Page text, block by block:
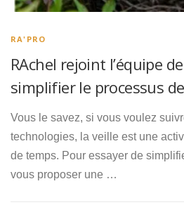
Español
RA'PRO
RAchel rejoint l’équipe de
simplifier le processus
Vous le savez, si vous voulez
technologies, la veille est une
de temps. Pour essayer de
vous proposer une …